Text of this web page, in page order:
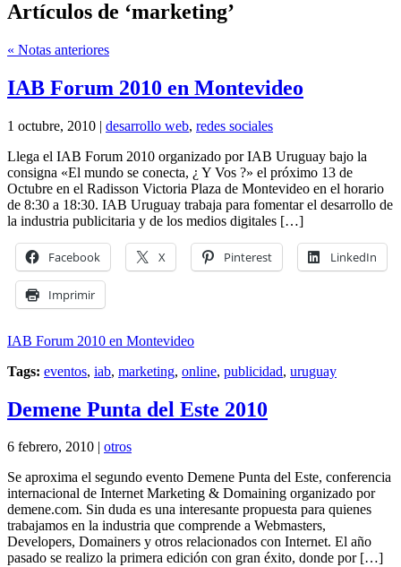
Artículos de ‘marketing’
« Notas anteriores
IAB Forum 2010 en Montevideo
1 octubre, 2010 | desarrollo web, redes sociales
Llega el IAB Forum 2010 organizado por IAB Uruguay bajo la
consigna «El mundo se conecta, ¿ Y Vos ?» el próximo 13 de
Octubre en el Radisson Victoria Plaza de Montevideo en el horario
de 8:30 a 18:30. IAB Uruguay trabaja para fomentar el desarrollo de
la industria publicitaria y de los medios digitales […]
Facebook X Pinterest LinkedIn
Imprimir
IAB Forum 2010 en Montevideo
Tags: eventos, iab, marketing, online, publicidad, uruguay
Demene Punta del Este 2010
6 febrero, 2010 | otros
Se aproxima el segundo evento Demene Punta del Este, conferencia
internacional de Internet Marketing & Domaining organizado por
demene.com. Sin duda es una interesante propuesta para quienes
trabajamos en la industria que comprende a Webmasters,
Developers, Domainers y otros relacionados con Internet. El año
pasado se realizo la primera edición con gran éxito, donde por […]